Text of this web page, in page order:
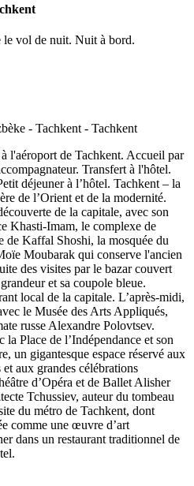
le vol de nuit. Nuit à bord.
l'aéroport de Tachkent. Accueil par
Transfert à l'hôtel.
déjeuner à l’hôtel. Tachkent – la
de l’Orient et de la modernité.
de la capitale, avec son
Khasti-Imam, le complexe de
de Kaffal Shoshi, la mosquée du
Moubarak qui conserve l'ancien
des visites par le bazar couvert
et sa coupole bleue.
local de la capitale. L’après-midi,
le Musée des Arts Appliqués,
russe Alexandre Polovtsev.
la Place de l’Indépendance et son
un gigantesque espace réservé aux
aux grandes célébrations
d’Opéra et de Ballet Alisher
Tchussiev, auteur du tombeau
du métro de Tachkent, dont
comme une œuvre d’art
dans un restaurant traditionnel de